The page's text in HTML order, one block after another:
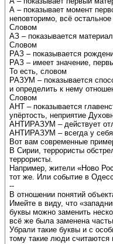
А – показывает момент
неповторимо, всё
Словом
АЗ – показывается
Словом
РАЗ – показывается
РАЗ – имеет значение,
То есть, словом
РАЗУМ – показывается
и определить к нему
Словом
АНТ – показывается
упёртость, неприятие
АНТИРАЗУМ – действует
АНТИРАЗУМ – всегда у
Вот вам современные
В Сирии, террористы
террористы.
Например, жители «Ново
тот же. Или событие в
--
В отношении понятий
Имейте в виду, что
буквы можно заменить
всё же была заменена
Убрали такие буквы и с
тому такие люди